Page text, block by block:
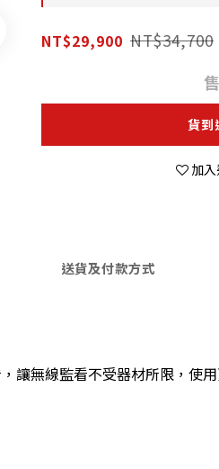
NT$29,900 NT$34,700
貨到
加
送貨及付款方式
讓無線監看不受器材所限，使